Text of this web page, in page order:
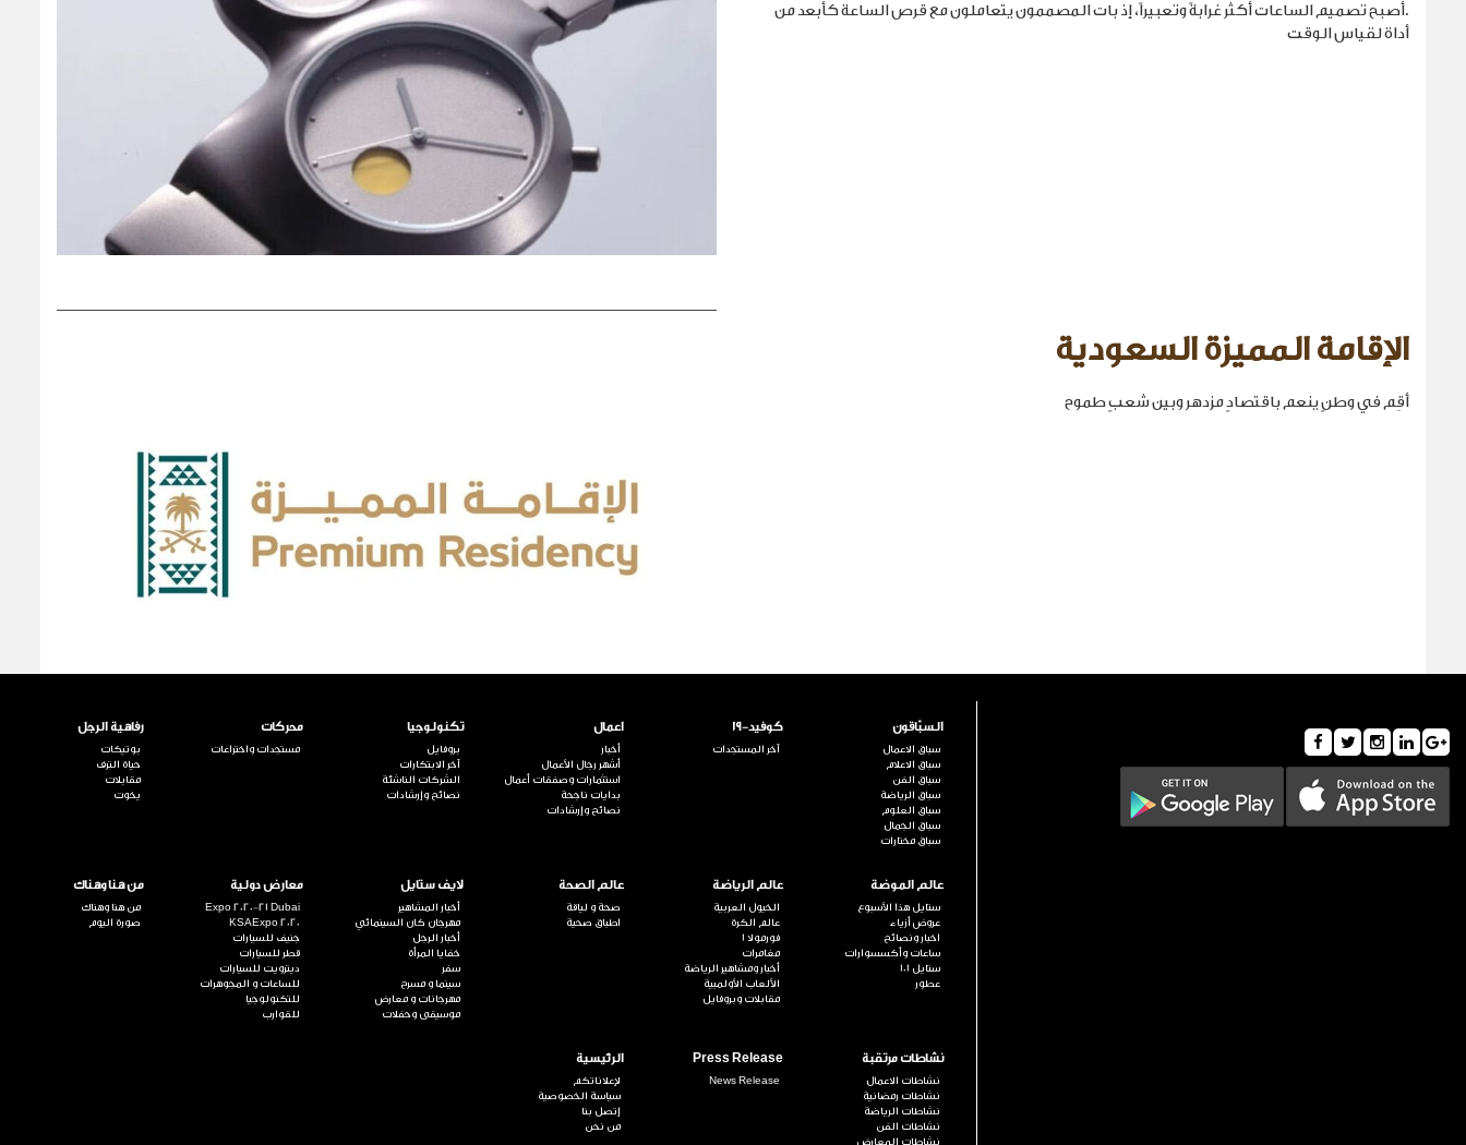
.أصبح تصميم الساعات أكثر غرابةً وتعبيراً، إذ بات المصممون يتعاملون مع قرص الساعة كأبعد من
أداة لقياس الوقت
الإقامة المميزة السعودية
أقِم في وطنٍ ينعم باقتصادٍ مزدهر وبين شعبٍ طموح
السبّاقون
سباق الاعمال
سباق الاعلام
سباق الفن
سباق الرياضة
سباق العلوم
سباق الجمال
سباق مختارات
كوفيد-19
آخر المستجدات
اعمال
أخبار
أشهر رجال الأعمال
استثمارات وصفقات أعمال
بدايات ناجحة
نصائح وإرشادات
تكنولوجيا
بروفايل
آخر الابتكارات
الشركات الناشئة
نصائح وإرشادات
محركات
مستجدات واختراعات
رفاهية الرجل
بوتيكات
حياة الترف
مقابلات
يخوت
عالم الموضة
ستايل هذا الأسبوع
عروض أزياء
اخبار ونصائح
ساعات وأكسسوارات
ستايل 101
عطور
عالم الرياضة
الخيول العربية
عالم الكرة
فورمولا 1
مغامرات
أخبار ومشاهير الرياضة
الألعاب الأولمبية
مقابلات وبروفايل
عالم الصحة
صحة و لياقة
اطباق صحية
لايف ستايل
أخبار المشاهير
مهرجان كان السينمائي
أخبار الرجل
خفايا المرأة
سفر
سينما و مسرح
مهرجانات و معارض
موسيقى وحفلات
معارض دولية
Expo 2020-21 Dubai
KSAExpo 2020
جنيف للسيارات
قطر للسيارات
ديترويت للسيارات
للساعات و المجوهرات
للتكنولوجيا
للقوارب
من هنا وهناك
من هنا وهناك
صورة اليوم
نشاطات مرتقبة
نشاطات الاعمال
نشاطات رمضانية
نشاطات الرياضة
نشاطات الفن
نشاطات المعارض
Press Release
News Release
الرئيسية
لإعلاناتكم
سياسة الخصوصية
إتصل بنا
من نحن